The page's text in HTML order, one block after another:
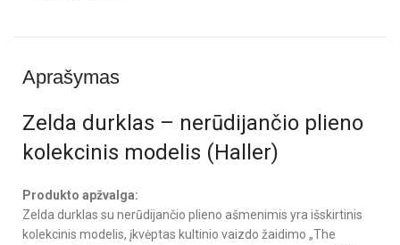
Aprašymas
Zelda durklas – nerūdijančio plieno
kolekcinis modelis (Haller)
Produkto apžvalga:
Zelda durklas su nerūdijančio plieno ašmenimis yra išskirtinis
kolekcinis modelis, įkvėptas kultinio vaizdo žaidimo „The